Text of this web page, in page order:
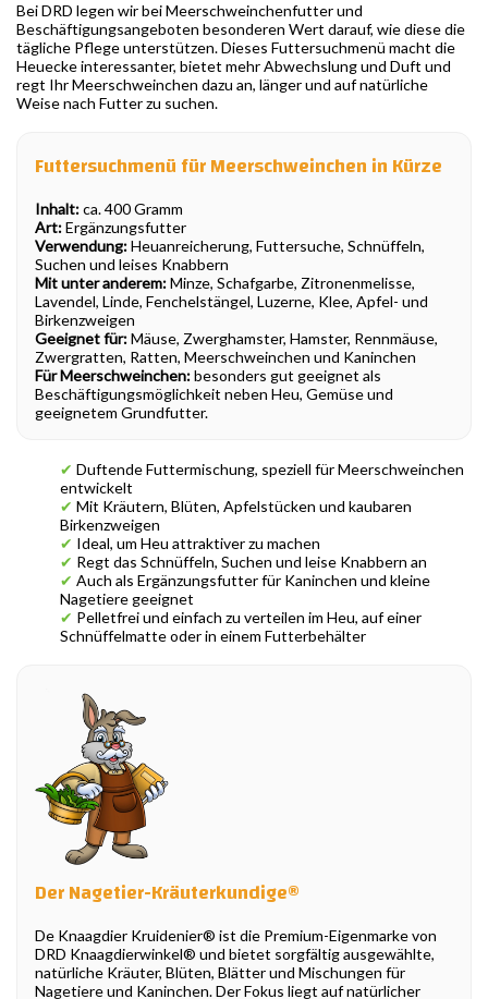
Bei DRD legen wir bei Meerschweinchenfutter und
Beschäftigungsangeboten besonderen Wert darauf, wie diese die
tägliche Pflege unterstützen. Dieses Futtersuchmenü macht die
Heuecke interessanter, bietet mehr Abwechslung und Duft und
regt Ihr Meerschweinchen dazu an, länger und auf natürliche
Weise nach Futter zu suchen.
Futtersuchmenü für Meerschweinchen in Kürze
Inhalt:ca. 400 Gramm
Art:Ergänzungsfutter
Verwendung:Heuanreicherung, Futtersuche, Schnüffeln,
Suchen und leises Knabbern
Mit unter anderem:Minze, Schafgarbe, Zitronenmelisse,
Lavendel, Linde, Fenchelstängel, Luzerne, Klee, Apfel- und
Birkenzweigen
Geeignet für:Mäuse, Zwerghamster, Hamster, Rennmäuse,
Zwergratten, Ratten, Meerschweinchen und Kaninchen
Für Meerschweinchen:besonders gut geeignet als
Beschäftigungsmöglichkeit neben Heu, Gemüse und
geeignetem Grundfutter.
✔ Duftende Futtermischung, speziell für Meerschweinchen
entwickelt
✔ Mit Kräutern, Blüten, Apfelstücken und kaubaren
Birkenzweigen
✔ Ideal, um Heu attraktiver zu machen
✔ Regt das Schnüffeln, Suchen und leise Knabbern an
✔ Auch als Ergänzungsfutter für Kaninchen und kleine
Nagetiere geeignet
✔ Pelletfrei und einfach zu verteilen im Heu, auf einer
Schnüffelmatte oder in einem Futterbehälter
Der Nagetier-Kräuterkundige®
De Knaagdier Kruidenier® ist die Premium-Eigenmarke von
DRD Knaagdierwinkel® und bietet sorgfältig ausgewählte,
natürliche Kräuter, Blüten, Blätter und Mischungen für
Nagetiere und Kaninchen. Der Fokus liegt auf natürlicher